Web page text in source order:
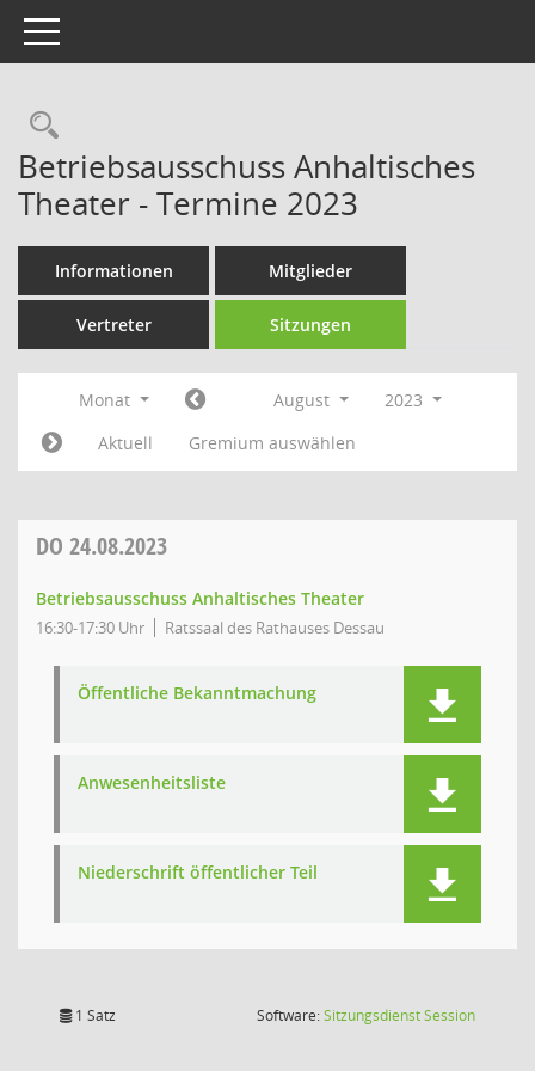
Toggle navigation
Rechercheauswahl
Betriebsausschuss Anhaltisches
Theater - Termine 2023
Informationen Mitglieder
Vertreter Sitzungen
Monat August
2023
Aktuell
Gremium auswählen
DO 24.08.2023
Betriebsausschuss Anhaltisches Theater
16:30-17:30 Uhr Ratssaal des Rathauses Dessau
Öffentliche Bekanntmachung
Anwesenheitsliste
Niederschrift öffentlicher Teil
1 Satz Software:SitzungsdienstSession(Wird in